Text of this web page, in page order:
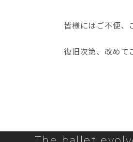
皆様にはご不便、
復旧次第、改めて